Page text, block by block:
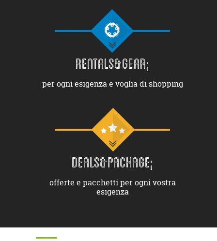
RENTALS&GEAR;
per ogni esigenza e voglia di shopping
DEALS&PACKAGE;
offerte e pacchetti per ogni vostra
esigenza